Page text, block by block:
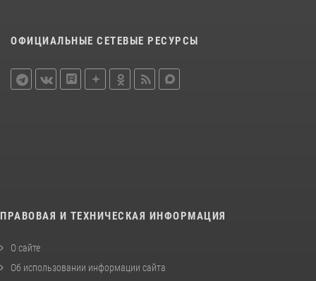
ОФИЦИАЛЬНЫЕ СЕТЕВЫЕ РЕСУРСЫ
ПРАВОВАЯ И ТЕХНИЧЕСКАЯ ИНФОРМАЦИЯ
О сайте
Об использовании информации сайта